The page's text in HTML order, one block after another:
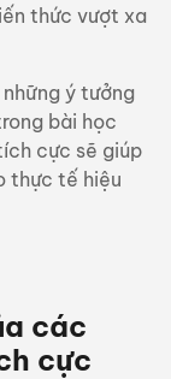
thức vượt xa
ý tưởng
bài học
cực sẽ giúp
thực tế hiệu
các
cực